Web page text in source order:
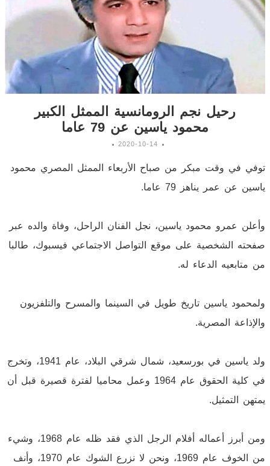
رحيل نجم الرومانسية الممثل الكبير
محمود ياسين عن 79 عاما
2020-10-14
توفي في وقت مبكر من صباح الأربعاء الممثل المصري محمود
ياسين عن عمر يناهز 79 عاما.
وأعلن عمرو محمود ياسين، نجل الفنان الراحل، وفاة والده عبر
صفحته الشخصية على موقع التواصل الاجتماعي فيسبوك، طالبا
من متابعيه الدعاء له.
ولمحمود ياسين تاريخ طويل في السينما والمسرح والتلفزيون
والإذاعة المصرية.
ولد ياسين في بورسعيد، شمال شرقي البلاد، عام 1941، وتخرج
في كلية الحقوق عام 1964 وعمل محاميا لفترة قصيرة قبل أن
يمتهن التمثيل.
ومن أبرز أعماله أفلام الرجل الذي فقد ظله عام 1968، وشيء
من الخوف عام 1969، ونحن لا نزرع الشوك عام 1970، وأنف